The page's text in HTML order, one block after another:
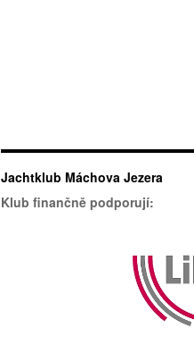
Jachtklub Máchova Jezera
Klub finančně podporují: